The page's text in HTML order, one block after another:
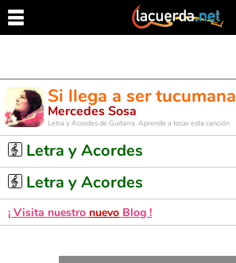
Si llega a ser tucumana
Mercedes Sosa
Letra y Acordes de Guitarra. Aprende a tocar esta canción
Letra y Acordes
Letra y Acordes
¡ Visita nuestro nuevo Blog !